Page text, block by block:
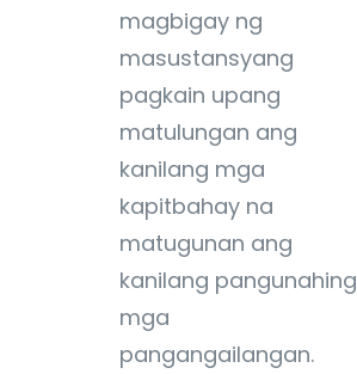
magbigay ng
masustansyang
pagkain upang
matulungan ang
kanilang mga
kapitbahay na
matugunan ang
kanilang pangunahing
mga
pangangailangan.